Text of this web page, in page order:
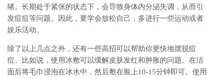
绪。长期处于紧张的状态下，会导致身体内分泌失调，从而引
发痘痘等问题。因此，要学会放松自己，多进行一些运动或者
娱乐活动。
除了以上几点之外，还有一些高招可以帮助你更快地摆脱痘
痘。比如说，使用冰敷可以缓解皮肤发红和肿胀的问题。在洁
面后将毛巾浸泡在冰水中，然后敷在脸上10-15分钟即可。使用